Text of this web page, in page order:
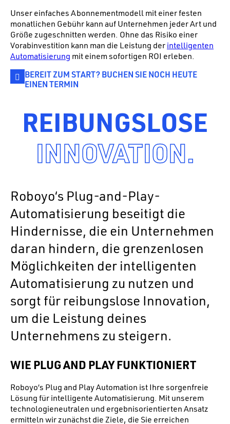
Unser einfaches Abonnementmodell mit einer festen
monatlichen Gebühr kann auf Unternehmen jeder Art und
Größe zugeschnitten werden. Ohne das Risiko einer
Vorabinvestition kann man die Leistung derintelligenten
Automatisierung mit einem sofortigen ROI erleben.
BEREIT ZUM START? BUCHEN SIE NOCH HEUTE
EINEN TERMIN
REIBUNGSLOSE
INNOVATION.
Roboyo‘s Plug-and-Play-
Automatisierung beseitigt die
Hindernisse, die ein Unternehmen
daran hindern, die grenzenlosen
Möglichkeiten der intelligenten
Automatisierung zu nutzen und
sorgt für reibungslose Innovation,
um die Leistung deines
Unternehmens zu steigern.
WIE PLUG AND PLAY FUNKTIONIERT
Roboyo‘s Plug and Play Automation ist Ihre sorgenfreie
Lösung für intelligente Automatisierung. Mit unserem
technologieneutralen und ergebnisorientierten Ansatz
ermitteln wir zunächst die Ziele, die Sie erreichen